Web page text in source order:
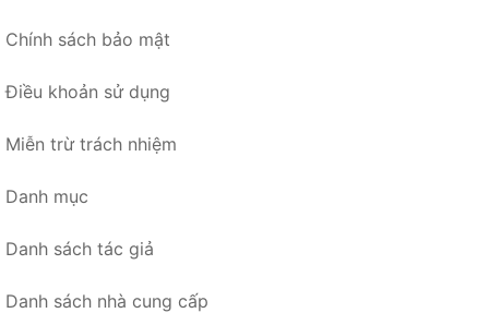
Chính sách bảo mật
Điều khoản sử dụng
Miễn trừ trách nhiệm
Danh mục
Danh sách tác giả
Danh sách nhà cung cấp